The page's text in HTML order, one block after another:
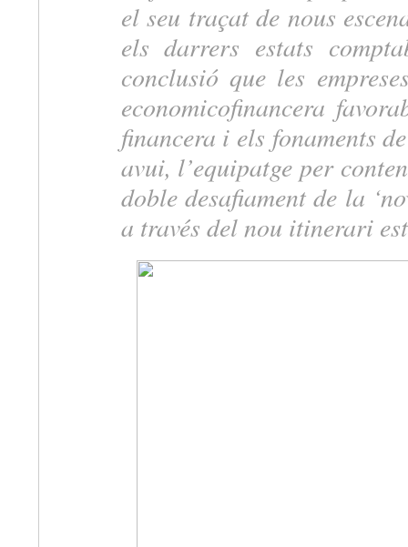
el seu traçat de nous
els darrers estats
conclusió que les
economicofinancera
financera i els fonaments
avui, l’equipatge per
doble desafiament de la
a través del nou itinerari